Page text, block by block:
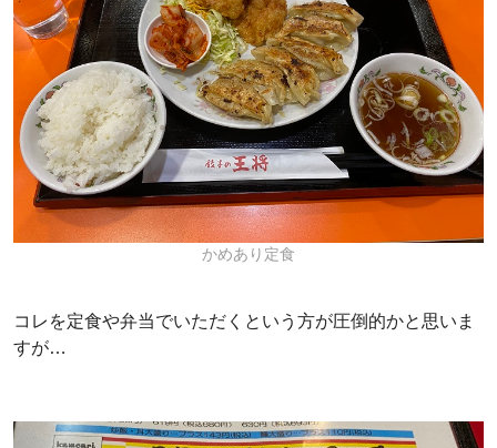
かめあり定食
コレを定食や弁当でいただくという方が圧倒的かと思いま
すが…